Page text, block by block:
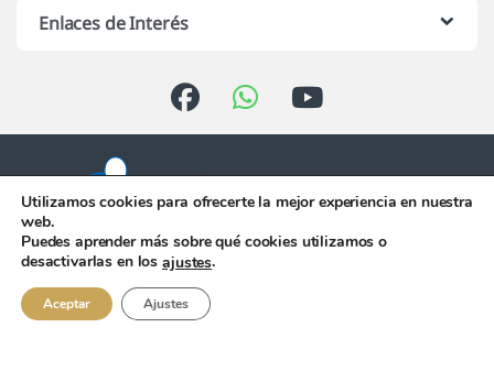
Enlaces de Interés
Atención telefónica de 10:00 h.
956 344 058
Utilizamos cookies para ofrecerte la mejor experiencia en nuestra
web.
Puedes aprender más sobre qué cookies utilizamos o
desactivarlas en losajustes.
Aceptar Ajustes